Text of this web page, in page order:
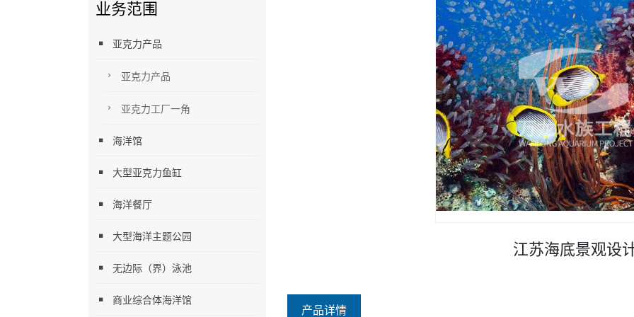
业务范围
亚克力产品
亚克力产品
亚克力工厂一角
海洋馆
大型亚克力鱼缸
海洋餐厅
大型海洋主题公园
无边际（界）泳池
商业综合体海洋馆
江苏海底景观设
产品详情